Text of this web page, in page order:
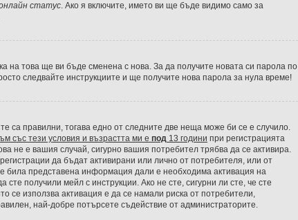
статус. Ако я включите, името ви ще бъде видимо само за
на това ще ви бъде сменена с нова. За да получите новата си парола по
следвайте инструкциите и ще получите нова парола за нула време!
са правилни, тогава едно от следните две неща може би се е случило.
със тези условия и възрастта ми е под 13 години при регистрацията
не е вашия случай, сигурно вашия потребител трябва да се активира.
да бъдат активирани или лично от потребителя, или от
била представена информация дали е необходима активация на
получили мейл с инструкции. Ако не сте, сигурни ли сте, че сте
се използва активация е да се намали риска от потребители,
най-добре потърсете съдействие от администраторите.